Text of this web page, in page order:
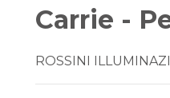
Carrie -
ROSSINI